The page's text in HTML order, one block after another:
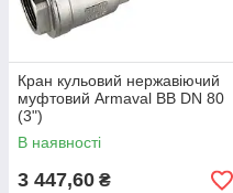
Кран кульовий нержавіючий
муфтовий Armaval ВВ DN 80
(3")
В наявності
3 447,60 ₴